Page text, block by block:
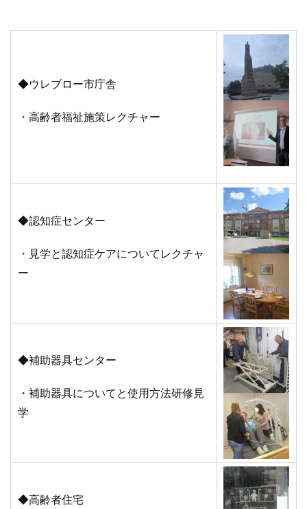
◆ウレブロー市庁舎
・高齢者福祉施策レクチャー
◆認知症センター
・見学と認知症ケアについてレクチャ
ー
◆補助器具センター
・補助器具についてと使用方法研修見
学
◆高齢者住宅